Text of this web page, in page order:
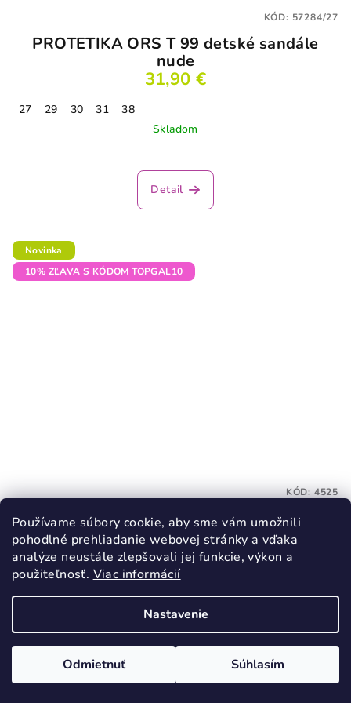
Používame súbory cookie, aby sme vám umožnili
pohodlné prehliadanie webovej stránky a vďaka
analýze neustále zlepšovali jej funkcie, výkon a
použiteľnosť. Viac informácií
Nastavenie
Odmietnuť Súhlasím
PROTETIKA ORS T 99 detské sandále
nude
31,90 €
27 29 30 31
38
Skladom
Detail
KÓD: 57284/27
Novinka
10% ZĽAVA S KÓDOM TOPGAL10
TOPGAL Školský set DIDI 26001 SET 2IN1
110,80 €
113,80 €
Do košíka
KÓD:4525